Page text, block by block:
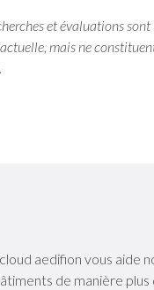
et évaluations sont
mais ne
aedifion vous aide
de manière plus